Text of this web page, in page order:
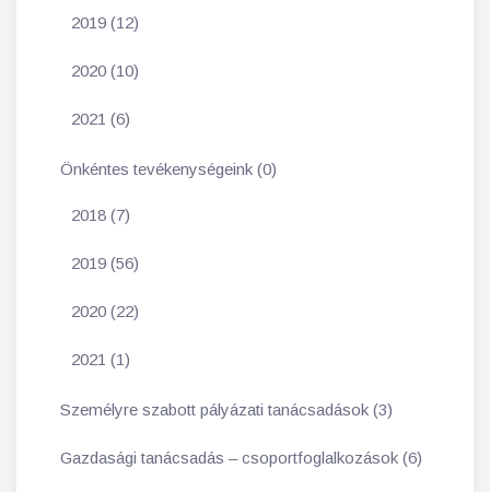
2019 (12)
2020 (10)
2021 (6)
Önkéntes tevékenységeink (0)
2018 (7)
2019 (56)
2020 (22)
2021 (1)
Személyre szabott pályázati tanácsadások (3)
Gazdasági tanácsadás – csoportfoglalkozások (6)